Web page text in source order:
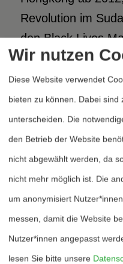
Revolution im
den Black Lives
Liste der
lang und
Heftarchiv
Dossierarchiv
Wir nutzen
Diese Website verwendet
bieten zu können. Dabei sind
unterscheiden. Die
den Betrieb der Website
nicht abgewählt werden, da
nicht mehr möglich ist. Die
um anonymisiert
messen, damit die Website
Nutzer*innen angepasst
lesen Sie bitte unsere